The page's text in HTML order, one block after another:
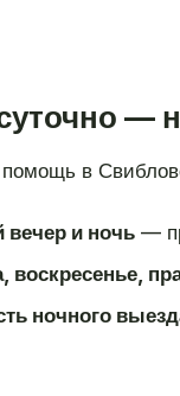
—
помощь в
вечер и ночь—
воскресенье,
ночного